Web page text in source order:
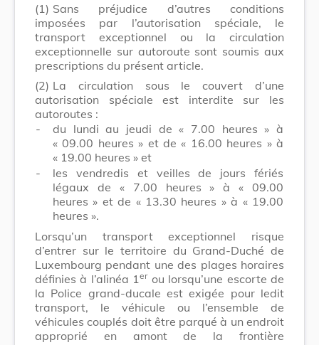
(1) Sans préjudice d’autres conditions
imposées par l’autorisation spéciale, le
transport exceptionnel ou la circulation
exceptionnelle sur autoroute sont soumis aux
prescriptions du présent article.
(2) La circulation sous le couvert d’une
autorisation spéciale est interdite sur les
autoroutes :
-
du lundi au jeudi de « 7.00 heures » à
«09.00 heures » et de « 16.00 heures » à
« 19.00 heures » et
-
les vendredis et veilles de jours fériés
légaux de « 7.00 heures » à « 09.00
heures » et de « 13.30 heures » à « 19.00
heures ».
Lorsqu’un transport exceptionnel risque
d’entrer sur le territoire du Grand-Duché de
Luxembourg pendant une des plages horaires
définies à l’alinéa 1erou lorsqu’une escorte de
la Police grand-ducale est exigée pour ledit
transport, le véhicule ou l’ensemble de
véhicules couplés doit être parqué à un endroit
approprié en amont de la frontière